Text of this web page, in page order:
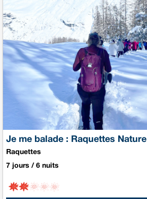
Je me balade : Raquettes Nature
Raquettes
7 jours / 6 nuits